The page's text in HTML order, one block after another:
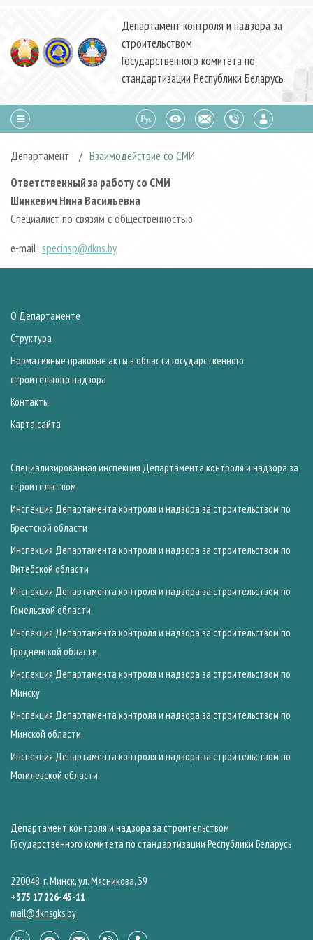
Департамент контроля и надзора за
строительством
Государственного комитета по
стандартизации Республики Беларусь
Департамент / Взаимодействие со СМИ
Ответственный за работу со СМИ
Шинкевич Нина Васильевна
Специалист по связям с общественностью
е-mail: specinsp@dkns.by
О Департаменте
Структура
Нормативные правовые акты в области государственного
строительного надзора
Контакты
Карта сайта
Специализированная инспекция Департамента контроля и надзора за
строительством
Инспекция Департамента контроля и надзора за строительством по
Брестской области
Инспекция Департамента контроля и надзора за строительством по
Витебской области
Инспекция Департамента контроля и надзора за строительством по
Гомельской области
Инспекция Департамента контроля и надзора за строительством по
Гродненской области
Инспекция Департамента контроля и надзора за строительством по
Минску
Инспекция Департамента контроля и надзора за строительством по
Минской области
Инспекция Департамента контроля и надзора за строительством по
Могилевской области
Департамент контроля и надзора за строительством
Государственного комитета по стандартизации Республики Беларусь
220048, г. Минск, ул. Мясникова, 39
+375 17 226-45-11
mail@dknsgks.by